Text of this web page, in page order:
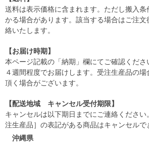
送料は表示価格に含まれます。ただし搬入
かる場合があります。該当する場合はご注
絡いたします。
【お届け時期】
本ページ記載の「納期」欄にてご確認くださ
４週間程度でお届けします。受注生産品の
頂く場合がございます。
【配送地域 キャンセル受付期限】
キャンセルは以下期日までにご連絡くださ
注生産品］の表記がある商品はキャンセルで
沖縄県